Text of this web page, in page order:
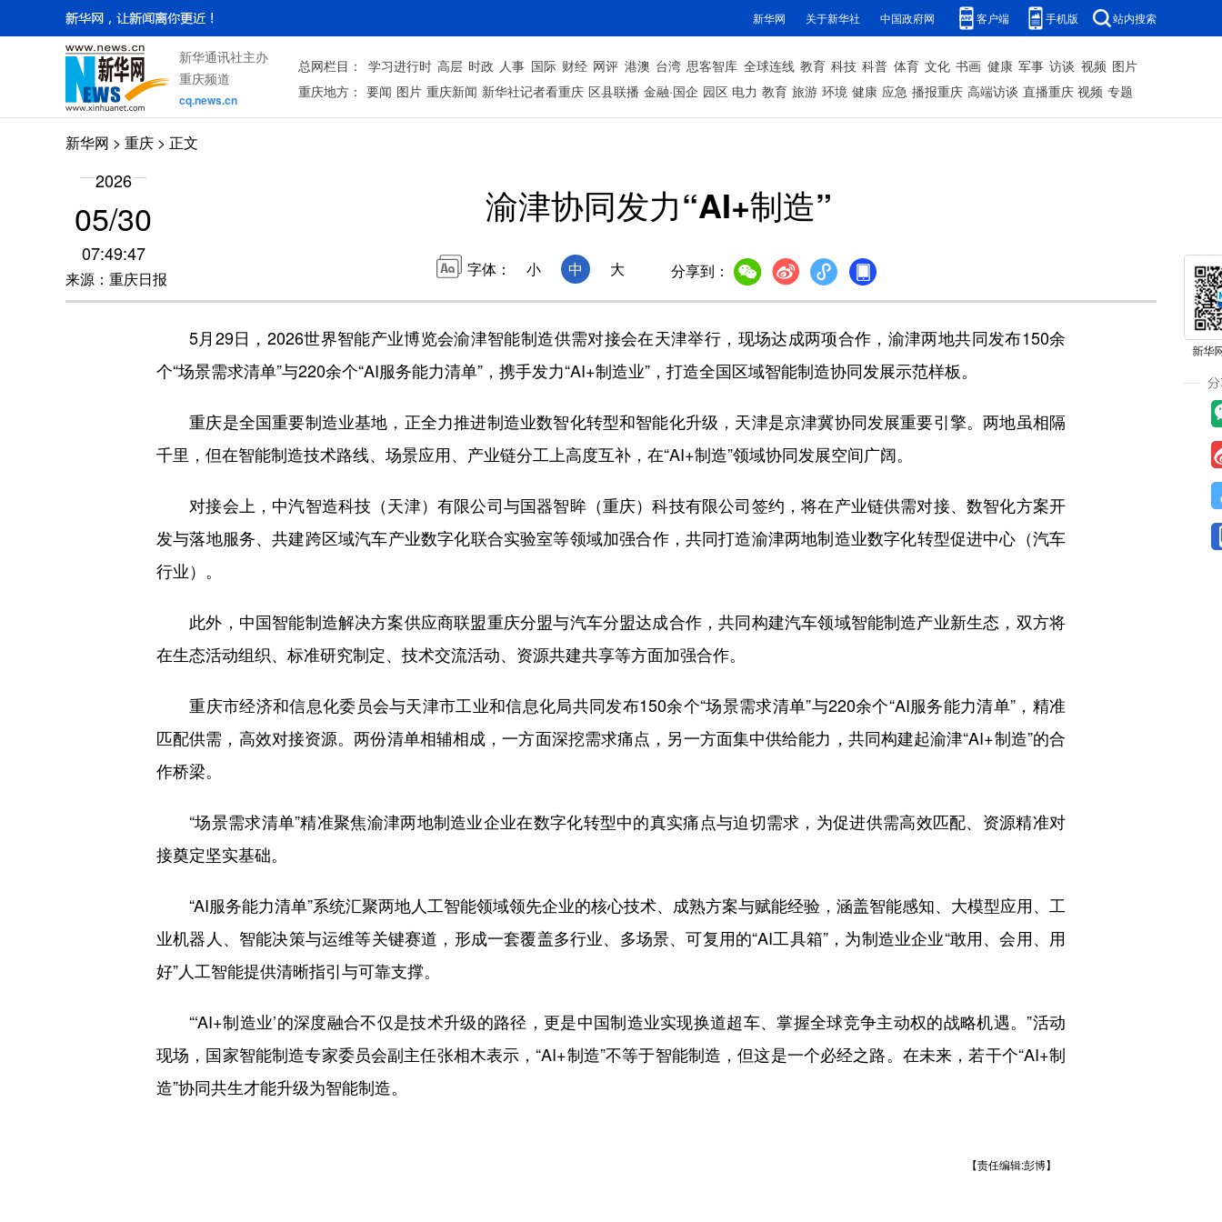
新华网 关于新华社 中国政府网 客户端 手机版 站内搜索
新华通讯社主办
重庆频道
cq.news.cn
总网栏目： 学习进行时 高层 时政 人事 国际 财经 网评 港澳 台湾 思客智库 全球连线 教育 科技 科普 体育 文化 书画 健康 军事 访谈 视频 图片
重庆地方： 要闻 图片 重庆新闻 新华社记者看重庆 区县联播 金融·国企 园区 电力 教育 旅游 环境 健康 应急 播报重庆 高端访谈 直播重庆 视频 专题
新华网 > 重庆 > 正文
2026
05/30
07:49:47
来源：重庆日报
渝津协同发力“AI+制造”
字体： 小 中 大 分享到：
5月29日，2026世界智能产业博览会渝津智能制造供需对接会在天津举行，现场达成两项合作，渝津两地共同发布150余
个“场景需求清单”与220余个“AI服务能力清单”，携手发力“AI+制造业”，打造全国区域智能制造协同发展示范样板。
重庆是全国重要制造业基地，正全力推进制造业数智化转型和智能化升级，天津是京津冀协同发展重要引擎。两地虽相隔
千里，但在智能制造技术路线、场景应用、产业链分工上高度互补，在“AI+制造”领域协同发展空间广阔。
对接会上，中汽智造科技（天津）有限公司与国器智眸（重庆）科技有限公司签约，将在产业链供需对接、数智化方案开
发与落地服务、共建跨区域汽车产业数字化联合实验室等领域加强合作，共同打造渝津两地制造业数字化转型促进中心（汽车
行业）。
此外，中国智能制造解决方案供应商联盟重庆分盟与汽车分盟达成合作，共同构建汽车领域智能制造产业新生态，双方将
在生态活动组织、标准研究制定、技术交流活动、资源共建共享等方面加强合作。
重庆市经济和信息化委员会与天津市工业和信息化局共同发布150余个“场景需求清单”与220余个“AI服务能力清单”，精准
匹配供需，高效对接资源。两份清单相辅相成，一方面深挖需求痛点，另一方面集中供给能力，共同构建起渝津“AI+制造”的合
作桥梁。
“场景需求清单”精准聚焦渝津两地制造业企业在数字化转型中的真实痛点与迫切需求，为促进供需高效匹配、资源精准对
接奠定坚实基础。
“AI服务能力清单”系统汇聚两地人工智能领域领先企业的核心技术、成熟方案与赋能经验，涵盖智能感知、大模型应用、工
业机器人、智能决策与运维等关键赛道，形成一套覆盖多行业、多场景、可复用的“AI工具箱”，为制造业企业“敢用、会用、用
好”人工智能提供清晰指引与可靠支撑。
“‘AI+制造业’的深度融合不仅是技术升级的路径，更是中国制造业实现换道超车、掌握全球竞争主动权的战略机遇。”活动
现场，国家智能制造专家委员会副主任张相木表示，“AI+制造”不等于智能制造，但这是一个必经之路。在未来，若干个“AI+制
造”协同共生才能升级为智能制造。
【责任编辑:彭博】